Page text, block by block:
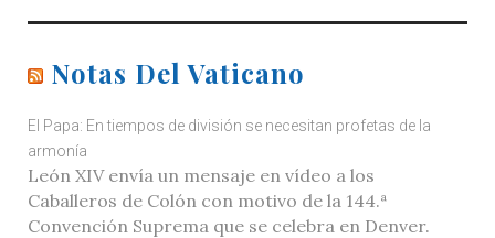
Notas Del Vaticano
El Papa: En tiempos de división se necesitan profetas de la
armonía
León XIV envía un mensaje en vídeo a los
Caballeros de Colón con motivo de la 144.ª
Convención Suprema que se celebra en Denver.